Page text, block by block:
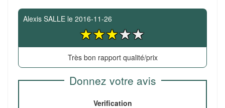
Alexis SALLE le 2016-11-26
Très bon rapport qualité/prix
Donnez votre avis
Verification